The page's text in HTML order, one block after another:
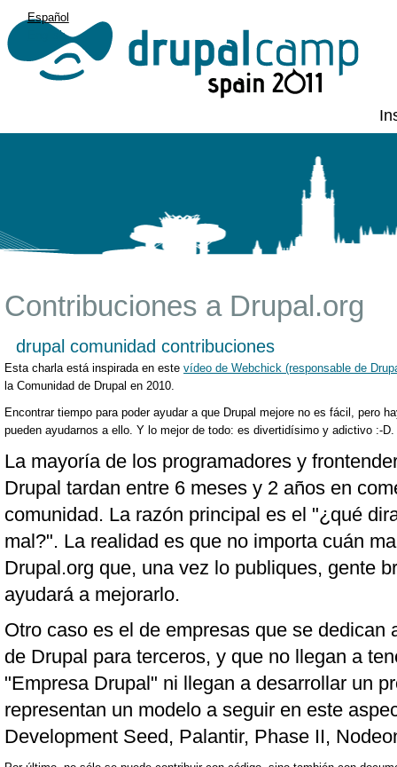
Español
English
Contribuciones a Drupal.org
drupal comunidad contribuciones
Esta charla está inspirada en este vídeo de Webchick (responsable de
la Comunidad de Drupal en 2010.
Encontrar tiempo para poder ayudar a que Drupal mejore no es fácil, pero
pueden ayudarnos a ello. Y lo mejor de todo: es divertidísimo y adictivo :-D.
La mayoría de los programadores y
Drupal tardan entre 6 meses y 2 años en
comunidad. La razón principal es el "¿qué
mal?". La realidad es que no importa cuán
Drupal.org que, una vez lo publiques, gente
ayudará a mejorarlo.
Otro caso es el de empresas que se dedican
de Drupal para terceros, y que no llegan a
"Empresa Drupal" ni llegan a desarrollar un
representan un modelo a seguir en este
Development Seed, Palantir, Phase II,